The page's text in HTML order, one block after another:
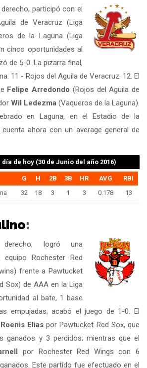
derecho, participó con el
de Veracruz (Liga
de la Laguna (Liga
cinco oportunidades al
de 5-0. La pizarra final,
11 - Rojos del Aguila de Veracruz: 12. El
Felipe Arredondo (Rojos del Aguila de
Wil Ledezma (Vaqueros de la Laguna).
en Laguna, en el Estadio de la
cuenta ahora con un average general de
día de hoy (30 de Junio del año 2016)
G H 2B 3B HR AVG
RBI
32 18 3 1 3 0.178 13
:
logró una
Rochester Red
frente a Pawtucket
Sox) de AAA en la Liga
al bate, 1 base
empujadas, acabó el juego de 1-0. El
Roenis Eliaspor Pawtucket Red Sox, que
ganados y 3 perdidos; mientras que el
por Rochester Red Wings con 6
Este partido fue efectuado en el